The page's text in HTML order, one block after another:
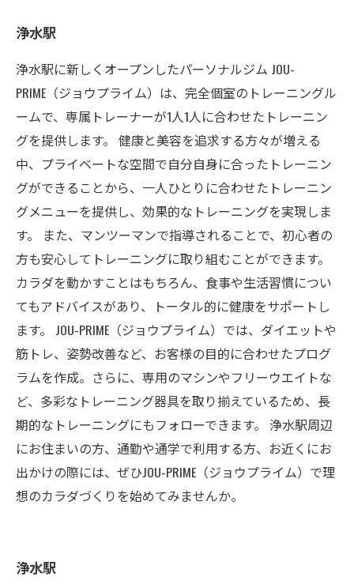
浄水駅
浄水駅に新しくオープンしたパーソナルジム JOU-
PRIME（ジョウプライム）は、完全個室のトレーニングル
ームで、専属トレーナーが1人1人に合わせたトレーニン
グを提供します。 健康と美容を追求する方々が増える
中、プライベートな空間で自分自身に合ったトレーニン
グができることから、一人ひとりに合わせたトレーニン
グメニューを提供し、効果的なトレーニングを実現しま
す。 また、マンツーマンで指導されることで、初心者の
方も安心してトレーニングに取り組むことができます。
カラダを動かすことはもちろん、食事や生活習慣につい
てもアドバイスがあり、トータル的に健康をサポートし
ます。 JOU-PRIME（ジョウプライム）では、ダイエットや
筋トレ、姿勢改善など、お客様の目的に合わせたプログ
ラムを作成。さらに、専用のマシンやフリーウエイトな
ど、多彩なトレーニング器具を取り揃えているため、長
期的なトレーニングにもフォローできます。 浄水駅周辺
にお住まいの方、通勤や通学で利用する方、お近くにお
出かけの際には、ぜひJOU-PRIME（ジョウプライム）で理
想のカラダづくりを始めてみませんか。
浄水駅